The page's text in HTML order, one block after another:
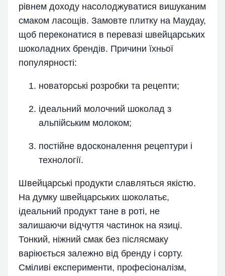
рівнем доходу насолоджуватися вишуканим
смаком ласощів. Замовте плитку на Маудау,
щоб переконатися в перевазі швейцарських
шоколадних брендів. Причини їхньої
популярності:
новаторські розробки та рецепти;
ідеальний молочний шоколад з
альпійським молоком;
постійне вдосконалення рецептури і
технології.
Швейцарські продукти славляться якістю.
На думку швейцарських шоколатьє,
ідеальний продукт тане в роті, не
залишаючи відчуття частинок на язиці.
Тонкий, ніжний смак без післясмаку
варіюється залежно від бренду і сорту.
Сміливі експерименти, професіоналізм,